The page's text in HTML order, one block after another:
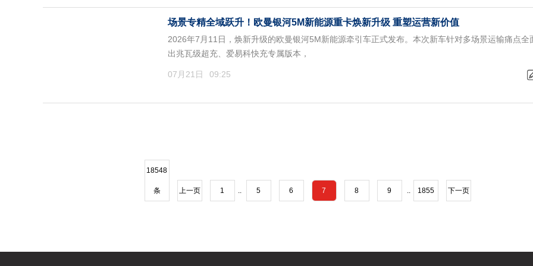
场景专精全域跃升！欧曼银河5M新能源重卡焕新升级 重塑运营新价值
2026年7月11日，焕新升级的欧曼银河5M新能源牵引车正式发布。本次新车针对多场景运输痛点全
出兆瓦级超充、爱易科快充专属版本，
07月21日 09:25
18548
条 上一页 1 .. 5 6 7 8 9 .. 1855 下一页